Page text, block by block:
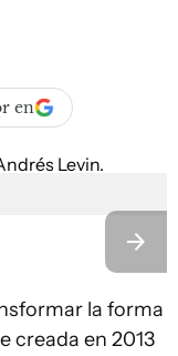
en
la forma
creada en 2013